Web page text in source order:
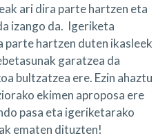
ari dira parte hartzen eta
izango da. Igeriketa
parte hartzen duten ikasleek
garatzea da
bultzatzea ere. Ezin ahaztu
ekimen aproposa ere
pasa eta igeriketarako
ematen dituzten!